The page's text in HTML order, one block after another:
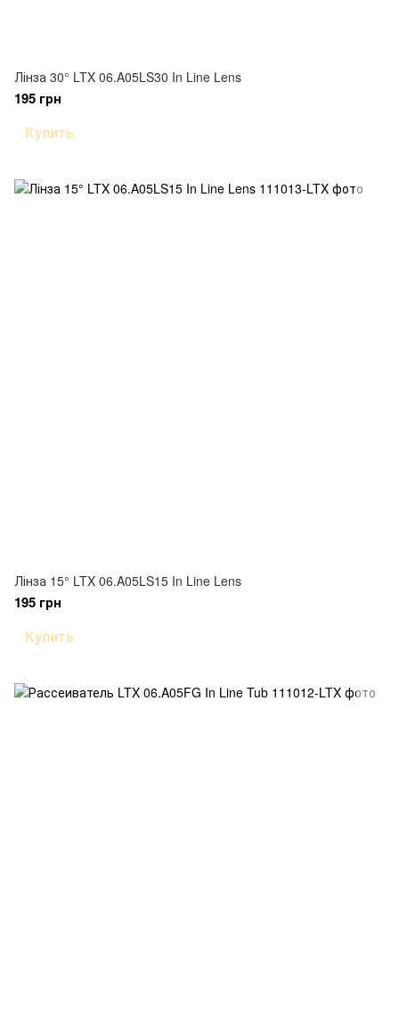
Лінза 30° LTX 06.A05LS30 In Line Lens
195 грн
Купить
Лінза 15° LTX 06.A05LS15 In Line Lens
195 грн
Купить